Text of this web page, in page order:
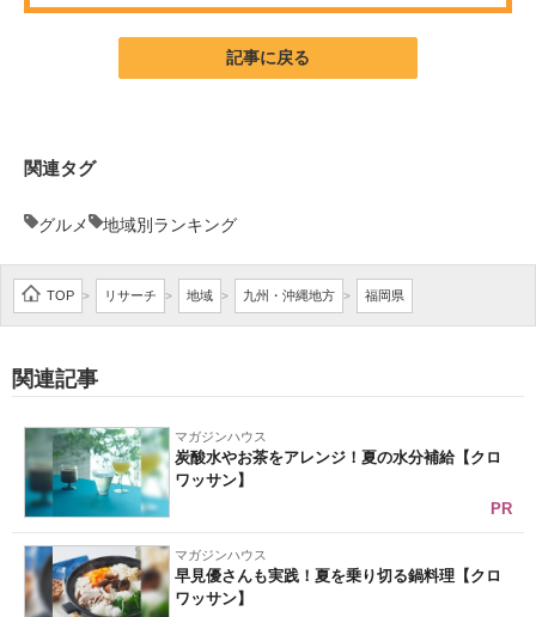
AI活用のいまが分かる
企業向けIT製品の総合サイト
製造業のIT導入・活用を支援
モノづくり技術者専門サイト
エレクトロニクス専門サイト
電子設計の基本と応用
エネルギーの専門メディア
記事に戻る
関連タグ
グルメ 地域別ランキング
TOP > リサーチ > 地域 > 九州・沖縄地方 > 福岡県
関連記事
マガジンハウス
炭酸水やお茶をアレンジ！夏の水分補給【クロ
ワッサン】
PR
マガジンハウス
早見優さんも実践！夏を乗り切る鍋料理【クロ
ワッサン】